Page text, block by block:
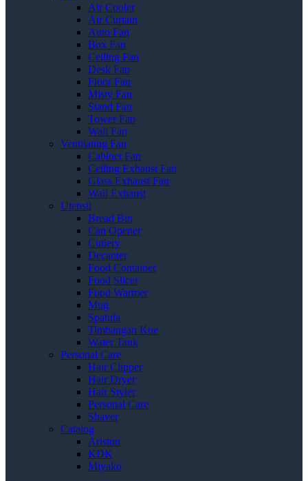
Air Cooler
Air Curtain
Auto Fan
Box Fan
Ceiling Fan
Desk Fan
Floor Fan
Misty Fan
Stand Fan
Tower Fan
Wall Fan
Ventilating Fan
Cabinet Fan
Ceiling Exhaust Fan
Glass Exhaust Fan
Wall Exhaust
Utensil
Bread Bin
Can Opener
Cutlery
Decanter
Food Container
Food Slicer
Food Warmer
Mug
Spatula
Timbangan Kue
Water Tank
Personal Care
Hair Clipper
Hair Dryer
Hair Styler
Personal Care
Shaver
Catalog
Ariston
KDK
Miyako